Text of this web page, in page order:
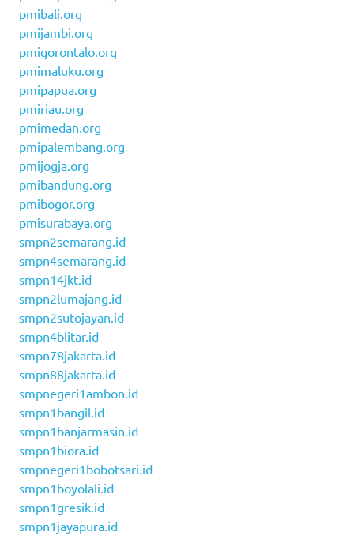
pmibali.org
pmijambi.org
pmigorontalo.org
pmimaluku.org
pmipapua.org
pmiriau.org
pmimedan.org
pmipalembang.org
pmijogja.org
pmibandung.org
pmibogor.org
pmisurabaya.org
smpn2semarang.id
smpn4semarang.id
smpn14jkt.id
smpn2lumajang.id
smpn2sutojayan.id
smpn4blitar.id
smpn78jakarta.id
smpn88jakarta.id
smpnegeri1ambon.id
smpn1bangil.id
smpn1banjarmasin.id
smpn1biora.id
smpnegeri1bobotsari.id
smpn1boyolali.id
smpn1gresik.id
smpn1jayapura.id